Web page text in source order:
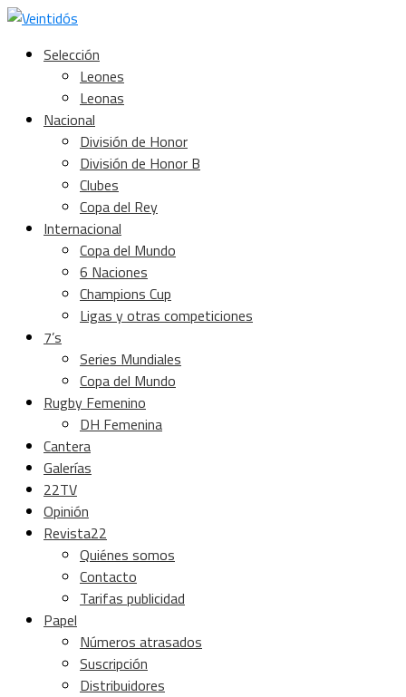
Selección
Leones
Leonas
Nacional
División de Honor
División de Honor B
Clubes
Copa del Rey
Internacional
Copa del Mundo
6 Naciones
Champions Cup
Ligas y otras competiciones
7’s
Series Mundiales
Copa del Mundo
Rugby Femenino
DH Femenina
Cantera
Galerías
22TV
Opinión
Revista22
Quiénes somos
Contacto
Tarifas publicidad
Papel
Números atrasados
Suscripción
Distribuidores